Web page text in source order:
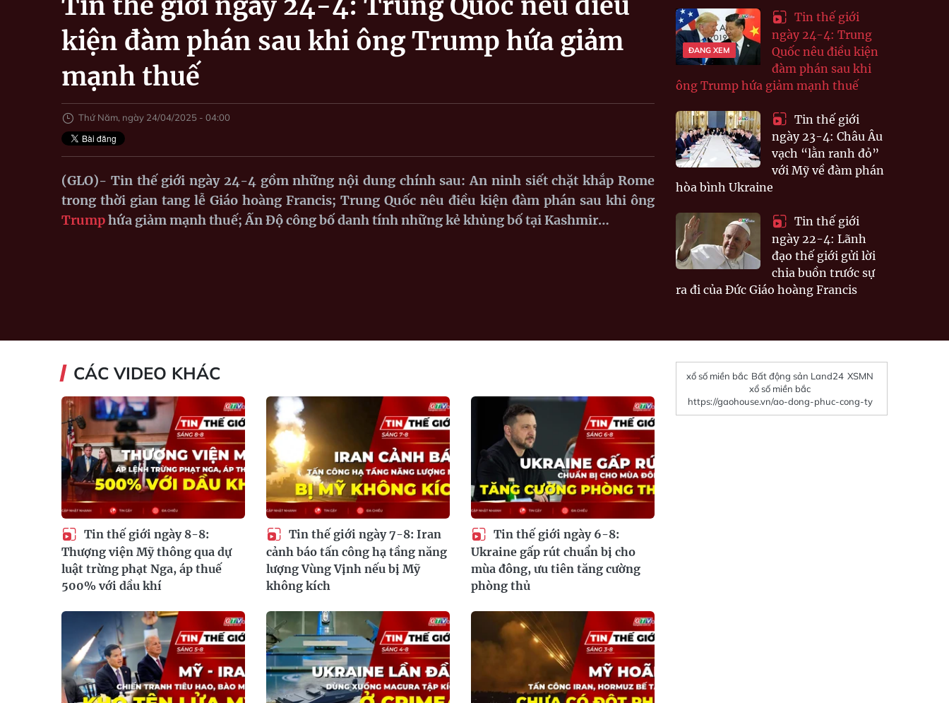
kiện đàm phán sau khi ông Trump hứa giảm
mạnh thuế
Thứ Năm, ngày 24/04/2025 - 04:00
(GLO)- Tin thế giới ngày 24-4 gồm những nội dung chính sau: An ninh siết chặt khắp Rome
trong thời gian tang lễ Giáo hoàng Francis; Trung Quốc nêu điều kiện đàm phán sau khi ông
Trumphứa giảm mạnh thuế; Ấn Độ công bố danh tính những kẻ khủng bố tại Kashmir…
ĐANG XEM
Tin thế giới
ngày 24-4: Trung
Quốc nêu điều kiện
đàm phán sau khi
ông Trump hứa giảm mạnh thuế
Tin thế giới
ngày 23-4: Châu Âu
vạch “lằn ranh đỏ”
với Mỹ về đàm phán
hòa bình Ukraine
Tin thế giới
ngày 22-4: Lãnh
đạo thế giới gửi lời
chia buồn trước sự
ra đi của Đức Giáo hoàng Francis
CÁC VIDEO KHÁC
Tin thế giới ngày 8-8:
Thượng viện Mỹ thông qua dự
luật trừng phạt Nga, áp thuế
500% với dầu khí
Tin thế giới ngày 7-8: Iran
cảnh báo tấn công hạ tầng năng
lượng Vùng Vịnh nếu bị Mỹ
không kích
Tin thế giới ngày 6-8:
Ukraine gấp rút chuẩn bị cho
mùa đông, ưu tiên tăng cường
phòng thủ
xổ số miền bắc Bất động sản Land24 XSMN
xổ số miền bắc
https://gaohouse.vn/ao-dong-phuc-cong-ty